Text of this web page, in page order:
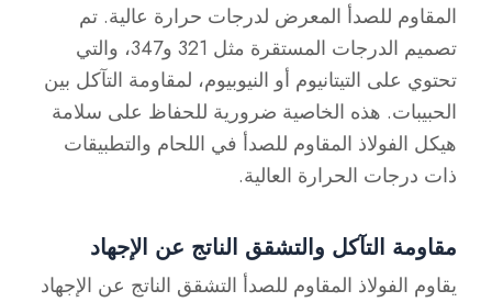
المقاوم للصدأ المعرض لدرجات حرارة عالية. تم
تصميم الدرجات المستقرة مثل 321 و347، والتي
تحتوي على التيتانيوم أو النيوبيوم، لمقاومة التآكل بين
الحبيبات. هذه الخاصية ضرورية للحفاظ على سلامة
هيكل الفولاذ المقاوم للصدأ في اللحام والتطبيقات
ذات درجات الحرارة العالية.
مقاومة التآكل والتشقق الناتج عن الإجهاد
يقاوم الفولاذ المقاوم للصدأ التشقق الناتج عن الإجهاد